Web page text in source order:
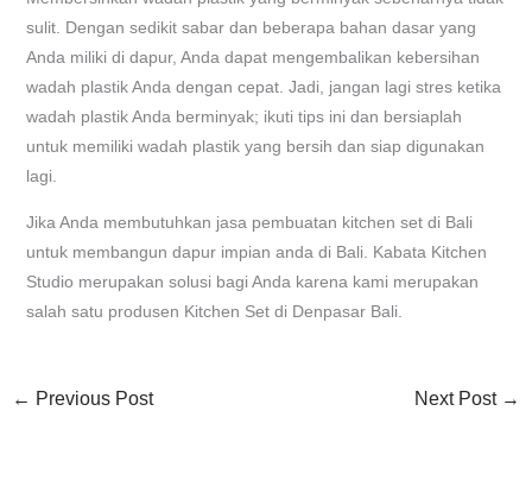
sulit. Dengan sedikit sabar dan beberapa bahan dasar yang
Anda miliki di dapur, Anda dapat mengembalikan kebersihan
wadah plastik Anda dengan cepat. Jadi, jangan lagi stres ketika
wadah plastik Anda berminyak; ikuti tips ini dan bersiaplah
untuk memiliki wadah plastik yang bersih dan siap digunakan
lagi.
Jika Anda membutuhkan jasa pembuatan kitchen set di Bali
untuk membangun dapur impian anda di Bali. Kabata Kitchen
Studio merupakan solusi bagi Anda karena kami merupakan
salah satu produsen Kitchen Set di Denpasar Bali.
← Previous Post Next Post →